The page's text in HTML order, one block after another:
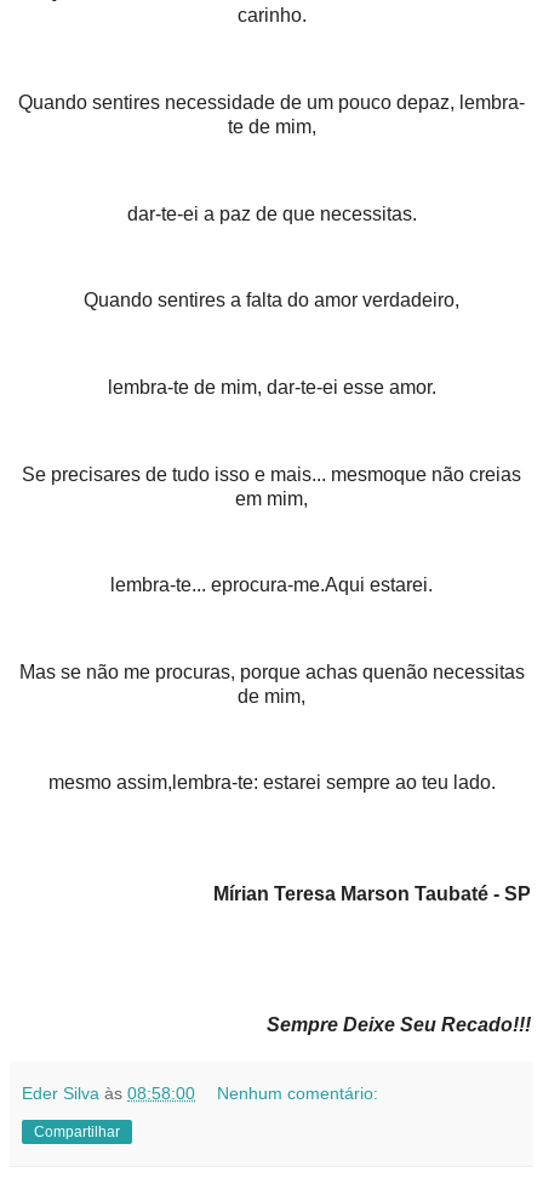
carinho.
Quando sentires necessidade de um pouco depaz, lembra-
te de mim,
dar-te-ei a paz de que necessitas.
Quando sentires a falta do amor verdadeiro,
lembra-te de mim, dar-te-ei esse amor.
Se precisares de tudo isso e mais... mesmoque não creias
em mim,
lembra-te... eprocura-me.Aqui estarei.
Mas se não me procuras, porque achas quenão necessitas
de mim,
mesmo assim,lembra-te: estarei sempre ao teu lado.
Mírian Teresa Marson Taubaté - SP
Sempre Deixe Seu Recado!!!
Eder Silva às 08:58:00 Nenhum comentário:
Compartilhar